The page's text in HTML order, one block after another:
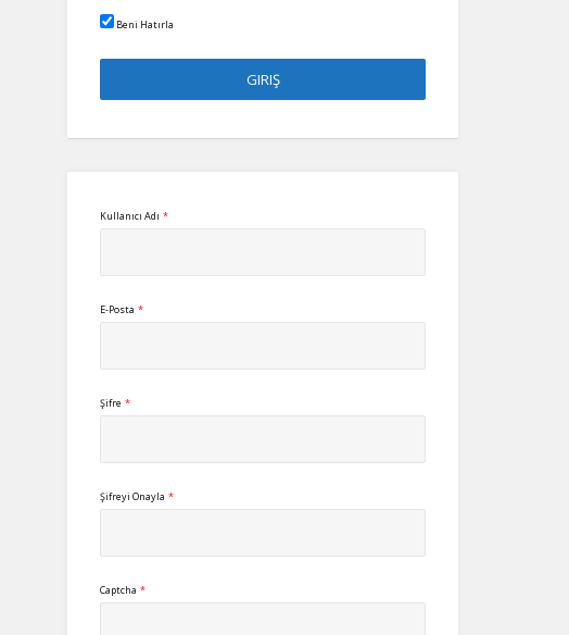
Beni Hatırla
Kullanıcı Adı *
E-Posta *
Şifre *
Şifreyi Onayla *
Captcha *